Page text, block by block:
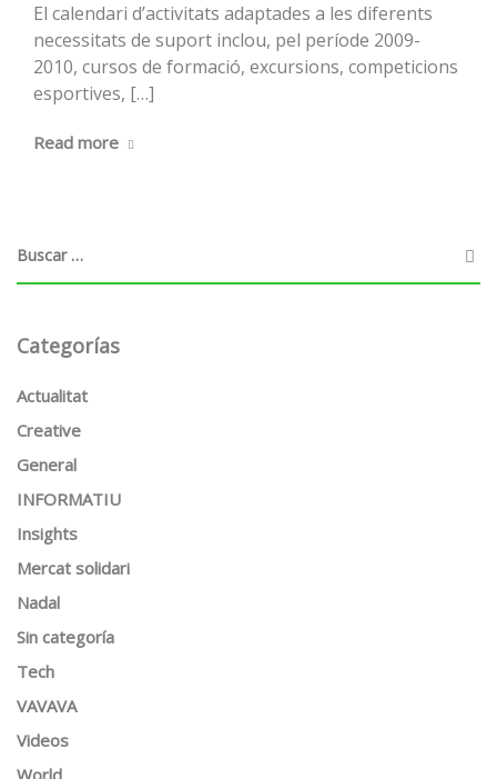
El calendari d’activitats adaptades a les diferents
necessitats de suport inclou, pel període 2009-
2010, cursos de formació, excursions, competicions
esportives, […]
Read more
Categorías
Actualitat
Creative
General
INFORMATIU
Insights
Mercat solidari
Nadal
Sin categoría
Tech
VAVAVA
Videos